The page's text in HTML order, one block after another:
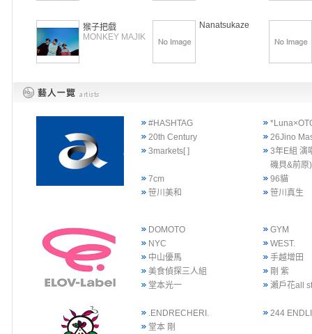
猴子把戲
MONKEY MAJIK
Nanatsukaze
#HASHTAG
20th Century
26Jino
3markets[ ]
3年E組 演
磯貝&前原)
7cm
96貓
笹川美和
笹川真生
DOMOTO
GYM
NYC
WEST.
中山優馬
手越增田
美食偵探三人組
剛 紫
堂本光一
瀨戶花all
.ENDRECHERI.
244
堂本 剛